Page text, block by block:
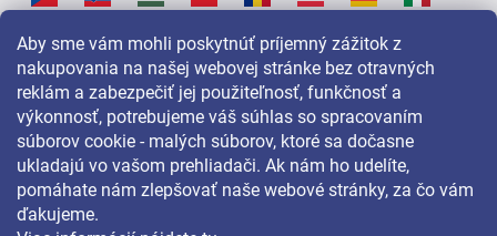
Aby sme vám mohli poskytnúť príjemný zážitok z
nakupovania na našej webovej stránke bez otravných
reklám a zabezpečiť jej použiteľnosť, funkčnosť a
výkonnosť, potrebujeme váš súhlas so spracovaním
súborov cookie - malých súborov, ktoré sa dočasne
ukladajú vo vašom prehliadači. Ak nám ho udelíte,
pomáhate nám zlepšovať naše webové stránky, za čo vám
ďakujeme.
Pre akcie, súťaže a zľavy nás sledujte na: